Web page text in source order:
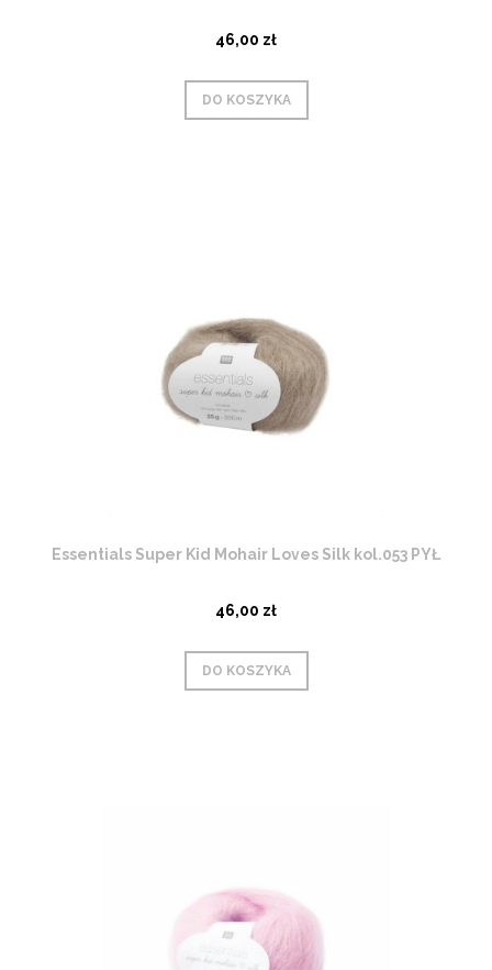
46,00 zł
DO KOSZYKA
Essentials Super Kid Mohair Loves Silk kol.053 PYŁ
46,00 zł
DO KOSZYKA